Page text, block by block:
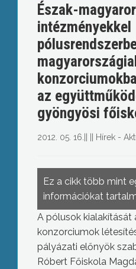
Észak-
intézményekkel
az
gyöngyösi
2012. 05. 16. Hírek -
Ez a cikk több mint
információkat
A pólusok kialakítását
konzorciumok
pályázati előnyök
Róbert Főiskola